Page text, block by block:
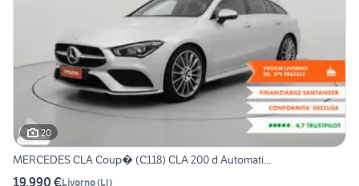
20
MERCEDES CLA Coup� (C118) CLA 200 d Automati...
19.990 €Livorno(LI)